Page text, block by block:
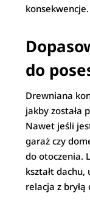
konsekwencje.
do
Drewniana
jakby została
Nawet jeśli
garaż czy
do otoczenia.
kształt
relacja z bryłą